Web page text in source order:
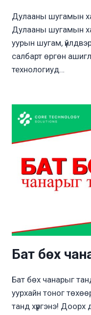
Дулааны шугамын
Дулааны шугамын
уурын шугам,
салбарт өргөн
технологиуд…
Бат бөх
Бат бөх чанарыг
уурхайн тоног
танд хүргэнэ!